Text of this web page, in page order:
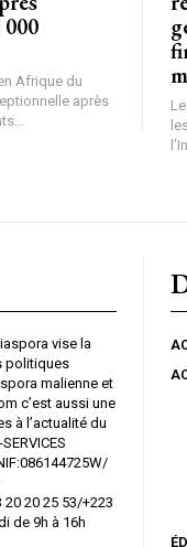
000
Afrique du
après
vise la
politiques
malienne et
c’est aussi une
à l’actualité du
20 25 53/+223
de 9h à 16h